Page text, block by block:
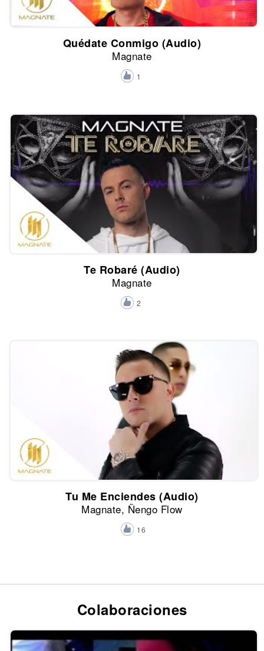
Quédate Conmigo (Audio)
Magnate
1
Te Robaré (Audio)
Magnate
2
Tu Me Enciendes (Audio)
Magnate, Ñengo Flow
16
Colaboraciones